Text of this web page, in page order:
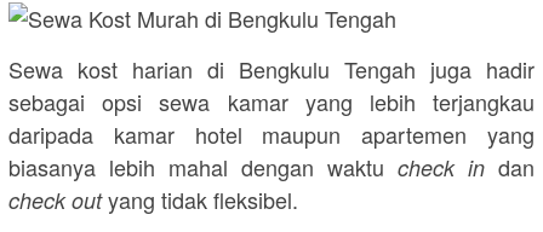
Sewa kost harian di Bengkulu Tengah juga hadir
sebagai opsi sewa kamar yang lebih terjangkau
daripada kamar hotel maupun apartemen yang
biasanya lebih mahal dengan waktu check in dan
check outyang tidak fleksibel.